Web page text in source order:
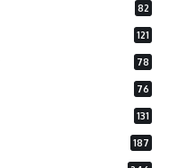
82
121
78
76
131
187